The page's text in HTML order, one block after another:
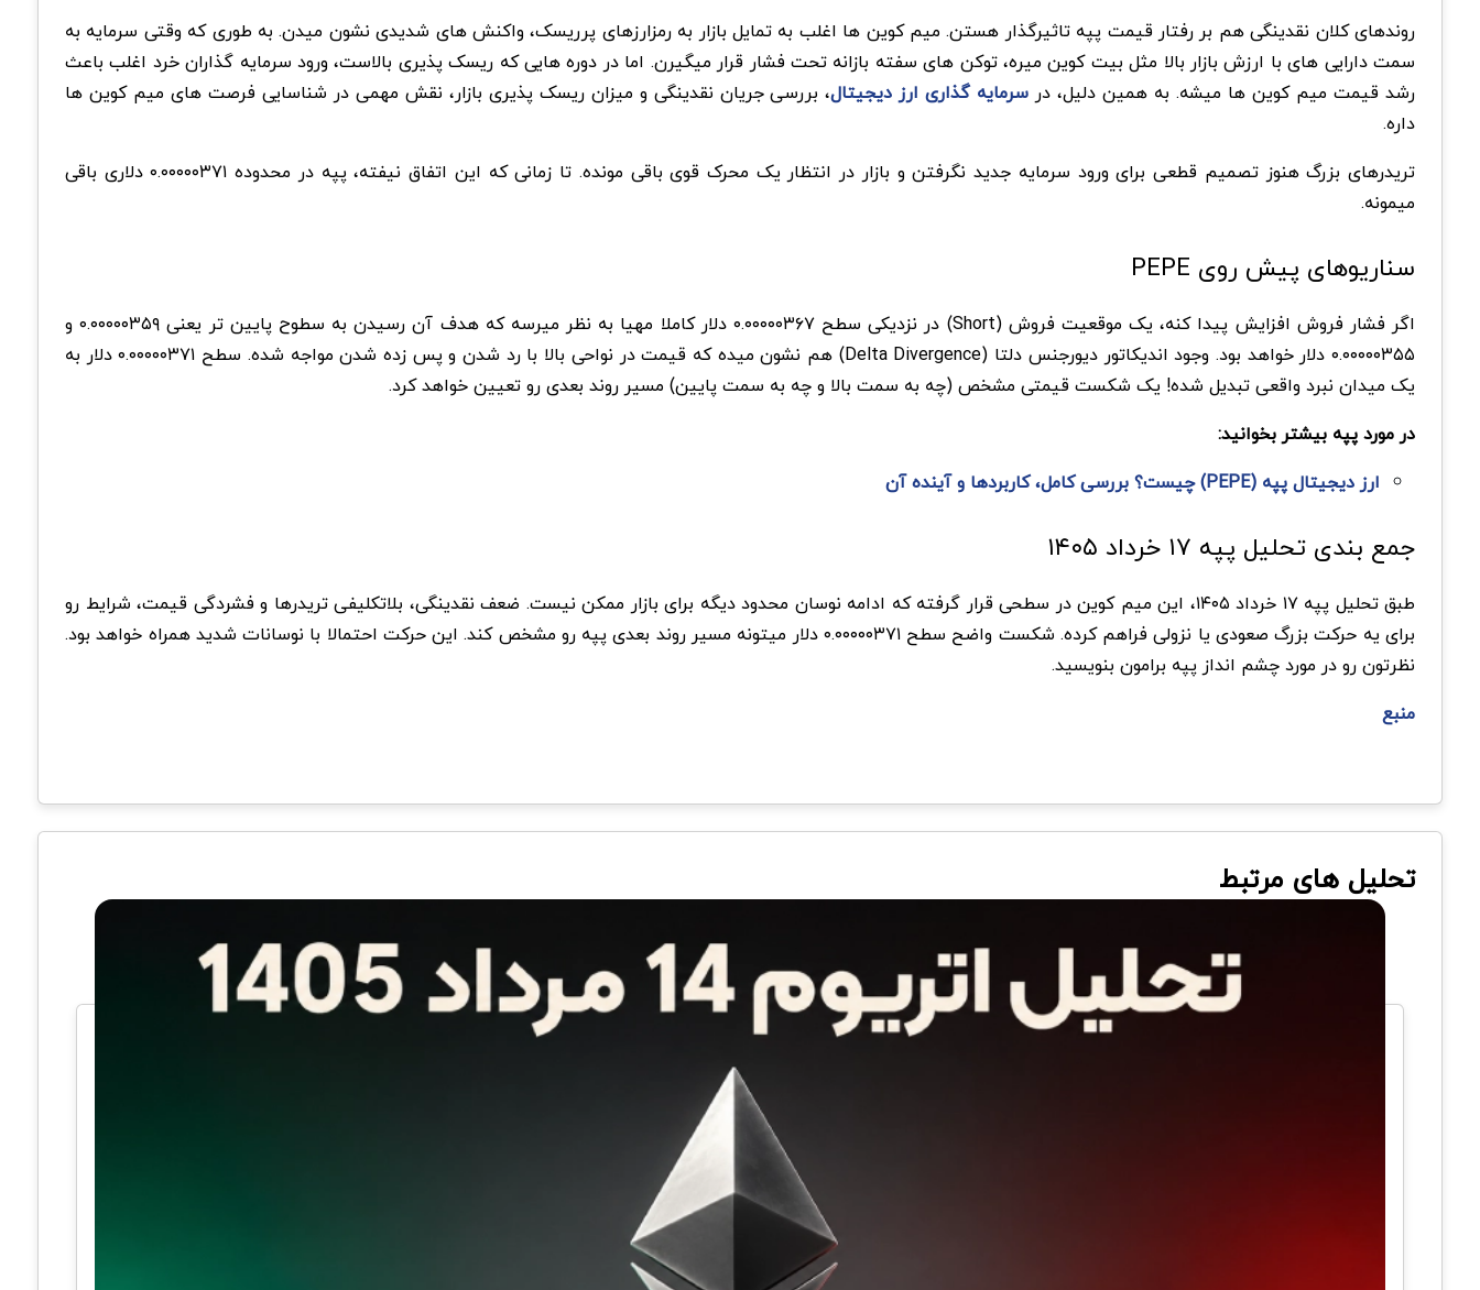
روندهای کلان نقدینگی هم بر رفتار قیمت پپه تاثیرگذار هستن. میم کوین ها اغلب به تمایل بازار به رمزارزهای پرریسک، واکنش های شدیدی نشون میدن. به طوری که وقتی سرمایه به
سمت دارایی های با ارزش بازار بالا مثل بیت کوین میره، توکن های سفته بازانه تحت فشار قرار میگیرن. اما در دوره هایی که ریسک پذیری بالاست، ورود سرمایه گذاران خرد اغلب باعث
رشد قیمت میم کوین ها میشه. به همین دلیل، در سرمایه گذاری ارز دیجیتال، بررسی جریان نقدینگی و میزان ریسک پذیری بازار، نقش مهمی در شناسایی فرصت های میم کوین ها
داره.
تریدرهای بزرگ هنوز تصمیم قطعی برای ورود سرمایه جدید نگرفتن و بازار در انتظار یک محرک قوی باقی مونده. تا زمانی که این اتفاق نیفته، پپه در محدوده ۰.۰۰۰۰۰۳۷۱ دلاری باقی
میمونه.
سناریوهای پیش روی PEPE
اگر فشار فروش افزایش پیدا کنه، یک موقعیت فروش (Short) در نزدیکی سطح ۰.۰۰۰۰۰۳۶۷ دلار کاملا مهیا به نظر میرسه که هدف آن رسیدن به سطوح پایین تر یعنی ۰.۰۰۰۰۰۳۵۹ و
۰.۰۰۰۰۰۳۵۵ دلار خواهد بود. وجود اندیکاتور دیورجنس دلتا (Delta Divergence) هم نشون میده که قیمت در نواحی بالا با رد شدن و پس زده شدن مواجه شده. سطح ۰.۰۰۰۰۰۳۷۱ دلار به
یک میدان نبرد واقعی تبدیل شده! یک شکست قیمتی مشخص (چه به سمت بالا و چه به سمت پایین) مسیر روند بعدی رو تعیین خواهد کرد.
در مورد پپه بیشتر بخوانید:
ارز دیجیتال پپه (PEPE) چیست؟ بررسی کامل، کاربردها و آینده آن
جمع بندی تحلیل پپه ۱۷ خرداد ۱۴۰۵
طبق تحلیل پپه ۱۷ خرداد ۱۴۰۵، این میم کوین در سطحی قرار گرفته که ادامه نوسان محدود دیگه برای بازار ممکن نیست. ضعف نقدینگی، بلاتکلیفی تریدرها و فشردگی قیمت، شرایط رو
برای یه حرکت بزرگ صعودی یا نزولی فراهم کرده. شکست واضح سطح ۰.۰۰۰۰۰۳۷۱ دلار میتونه مسیر روند بعدی پپه رو مشخص کند. این حرکت احتمالا با نوسانات شدید همراه خواهد بود.
نظرتون رو در مورد چشم انداز پپه برامون بنویسید.
منبع
تحلیل های مرتبط